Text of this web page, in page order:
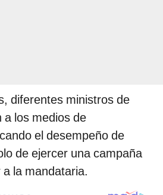
diferentes ministros de
a los medios de
el desempeño de
de ejercer una campaña
la mandataria.